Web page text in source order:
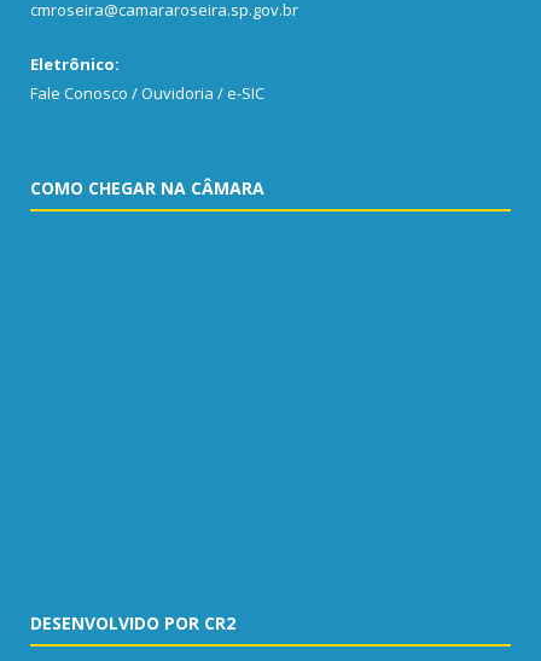
cmroseira@camararoseira.sp.gov.br
Eletrônico:
Fale Conosco / Ouvidoria / e-SIC
COMO CHEGAR NA CÂMARA
DESENVOLVIDO POR CR2